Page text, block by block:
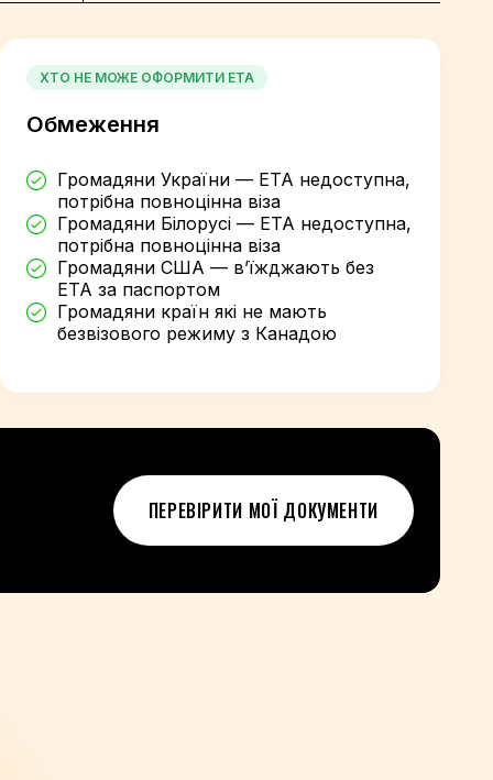
ХТО НЕ МОЖЕ ОФОРМИТИ ETA
Обмеження
Громадяни України — ETA недоступна,
потрібна повноцінна віза
Громадяни Білорусі — ETA недоступна,
потрібна повноцінна віза
Громадяни США — в’їжджають без
ETA за паспортом
Громадяни країн які не мають
безвізового режиму з Канадою
ПЕРЕВІРИТИ МОЇ ДОКУМЕНТИ